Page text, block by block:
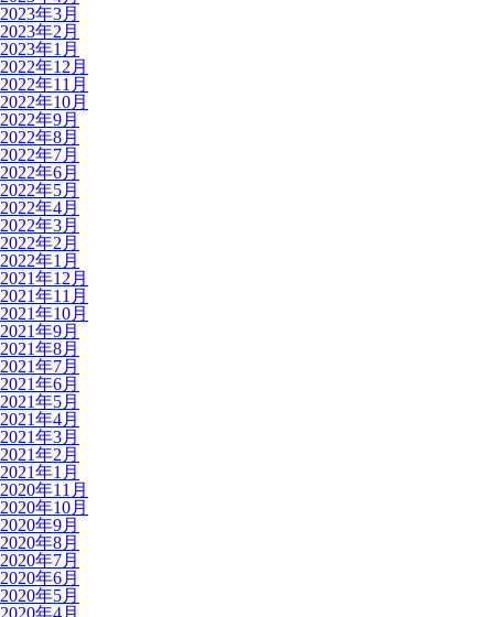
2023年3月
2023年2月
2023年1月
2022年12月
2022年11月
2022年10月
2022年9月
2022年8月
2022年7月
2022年6月
2022年5月
2022年4月
2022年3月
2022年2月
2022年1月
2021年12月
2021年11月
2021年10月
2021年9月
2021年8月
2021年7月
2021年6月
2021年5月
2021年4月
2021年3月
2021年2月
2021年1月
2020年11月
2020年10月
2020年9月
2020年8月
2020年7月
2020年6月
2020年5月
2020年4月